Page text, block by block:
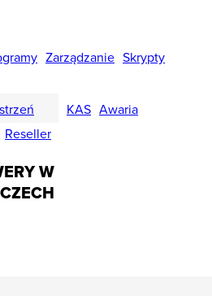
Zarządzanie Skrypty
KAS Awaria
Reseller
W